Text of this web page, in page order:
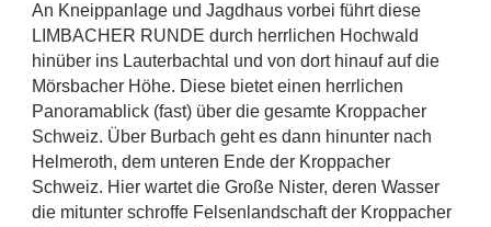
An Kneippanlage und Jagdhaus vorbei führt diese
LIMBACHER RUNDE durch herrlichen Hochwald
hinüber ins Lauterbachtal und von dort hinauf auf die
Mörsbacher Höhe. Diese bietet einen herrlichen
Panoramablick (fast) über die gesamte Kroppacher
Schweiz. Über Burbach geht es dann hinunter nach
Helmeroth, dem unteren Ende der Kroppacher
Schweiz. Hier wartet die Große Nister, deren Wasser
die mitunter schroffe Felsenlandschaft der Kroppacher